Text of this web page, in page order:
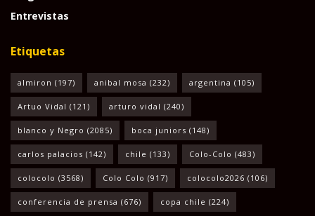
Entrevistas
Etiquetas
almiron (197) anibal mosa (232) argentina (105)
Artuo Vidal (121) arturo vidal (240)
blanco y Negro (2085) boca juniors (148)
carlos palacios (142) chile (133) Colo-Colo (483)
colocolo (3568) Colo Colo (917) colocolo2026 (106)
conferencia de prensa (676) copa chile (224)